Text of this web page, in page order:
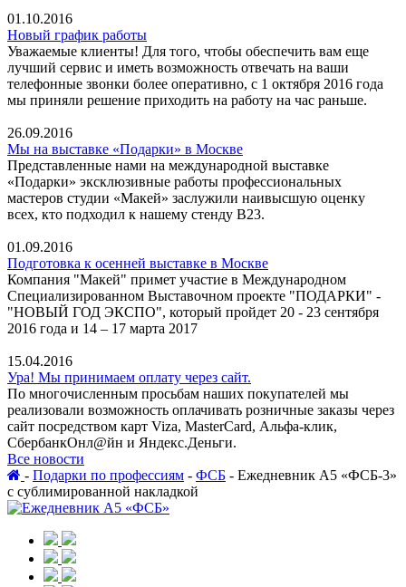
01.10.2016
Новый график работы
Уважаемые клиенты! Для того, чтобы обеспечить вам еще
лучший сервис и иметь возможность отвечать на ваши
телефонные звонки более оперативно, с 1 октября 2016 года
мы приняли решение приходить на работу на час раньше.
26.09.2016
Мы на выставке «Подарки» в Москве
Представленные нами на международной выставке
«Подарки» эксклюзивные работы профессиональных
мастеров студии «Макей» заслужили наивысшую оценку
всех, кто подходил к нашему стенду В23.
01.09.2016
Подготовка к осенней выставке в Москве
Компания "Макей" примет участие в Международном
Специализированном Выставочном проекте "ПОДАРКИ" -
"НОВЫЙ ГОД ЭКСПО", который пройдет 20 - 23 сентября
2016 года и 14 – 17 марта 2017
15.04.2016
Ура! Мы принимаем оплату через сайт.
По многочисленным просьбам наших покупателей мы
реализовали возможность оплачивать розничные заказы через
сайт посредством карт Viza, MasterCard, Альфа-клик,
СбербанкОнл@йн и Яндекс.Деньги.
Все новости
- Подарки по профессиям - ФСБ - Ежедневник А5 «ФСБ-3»
с сублимированной накладкой